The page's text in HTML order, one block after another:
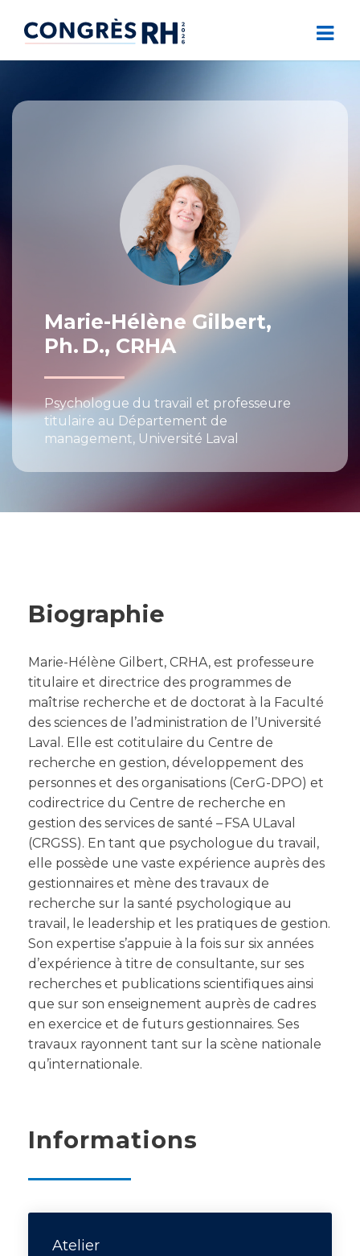
Marie-Hélène Gilbert,
Ph. D., CRHA
Psychologue du travail et professeure
titulaire au Département de
management, Université Laval
Biographie
Marie-Hélène Gilbert, CRHA, est professeure
titulaire et directrice des programmes de
maîtrise recherche et de doctorat à la Faculté
des sciences de l’administration de l’Université
Laval. Elle est cotitulaire du Centre de
recherche en gestion, développement des
personnes et des organisations (CerG-DPO) et
codirectrice du Centre de recherche en
gestion des services de santé – FSA ULaval
(CRGSS). En tant que psychologue du travail,
elle possède une vaste expérience auprès des
gestionnaires et mène des travaux de
recherche sur la santé psychologique au
travail, le leadership et les pratiques de gestion.
Son expertise s’appuie à la fois sur six années
d’expérience à titre de consultante, sur ses
recherches et publications scientifiques ainsi
que sur son enseignement auprès de cadres
en exercice et de futurs gestionnaires. Ses
travaux rayonnent tant sur la scène nationale
qu’internationale.
Informations
Atelier